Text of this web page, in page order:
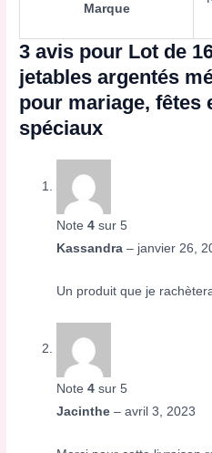
Marque
3 avis pour Lot de
jetables argentés
pour mariage, fêtes
spéciaux
Note4 sur 5
Kassandra– janvier 26,
Un produit que je
Note4 sur 5
Jacinthe– avril 3, 2023